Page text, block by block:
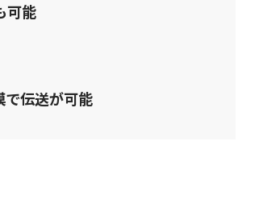
可能
で伝送が可能